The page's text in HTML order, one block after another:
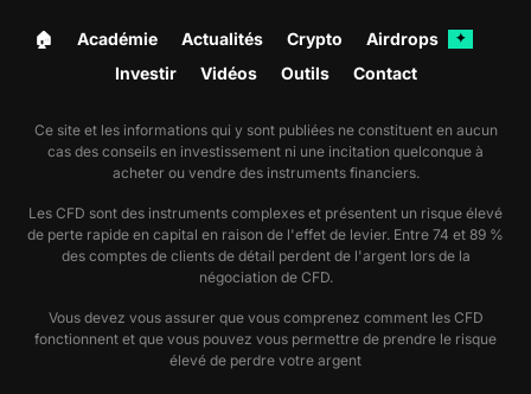
🏠︎ Académie Actualités Crypto Airdrops ✦
Investir Vidéos Outils Contact
Ce site et les informations qui y sont publiées ne constituent en aucun
cas des conseils en investissement ni une incitation quelconque à
acheter ou vendre des instruments financiers.
Les CFD sont des instruments complexes et présentent un risque élevé
de perte rapide en capital en raison de l'effet de levier. Entre 74 et 89 %
des comptes de clients de détail perdent de l'argent lors de la
négociation de CFD.
Vous devez vous assurer que vous comprenez comment les CFD
fonctionnent et que vous pouvez vous permettre de prendre le risque
élevé de perdre votre argent